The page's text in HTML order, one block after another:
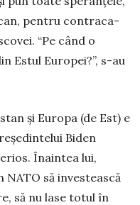
pentru contra­ca­
“Pe când o
Estul Europei?”, s-au
și Europa (de Est) e
Biden
Îna­intea lui,
să investească
să nu lase totul în